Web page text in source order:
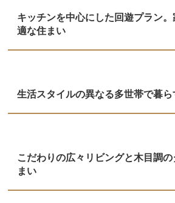
キッチンを中心にした回遊プラン
適な住まい
生活スタイルの異なる多世帯で暮
こだわりの広々リビングと木目調
まい